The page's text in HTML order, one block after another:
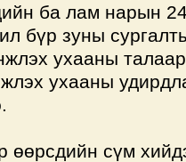
ба лам нарын
бүр зуны
ухааны
ухааны
өөрсдийн сүм